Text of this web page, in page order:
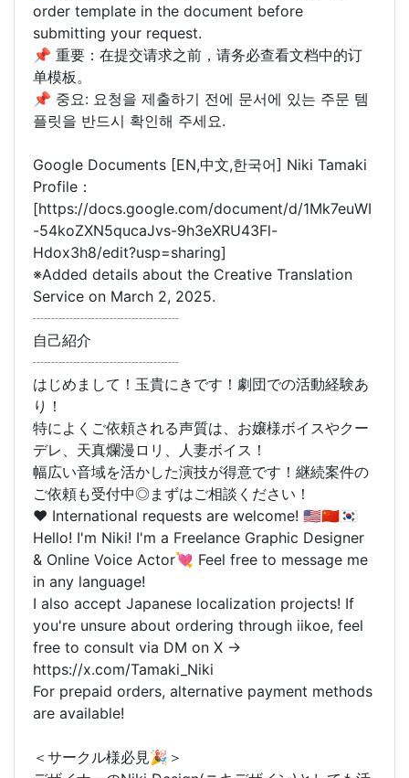
order template in the document before
submitting your request.
📌 重要：在提交请求之前，请务必查看文档中的订
单模板。
📌 중요: 요청을 제출하기 전에 문서에 있는 주문 템
플릿을 반드시 확인해 주세요.
Google Documents [EN,中文,한국어] Niki Tamaki
Profile：
[https://docs.google.com/document/d/1Mk7euWI
-54koZXN5qucaJvs-9h3eXRU43Fl-
Hdox3h8/edit?usp=sharing]
※Added details about the Creative Translation
Service on March 2, 2025.
┈┈┈┈┈┈┈┈┈┈
自己紹介
┈┈┈┈┈┈┈┈┈┈
はじめまして！玉貴にきです！劇団での活動経験あ
り！
特によくご依頼される声質は、お嬢様ボイスやクー
デレ、天真爛漫ロリ、人妻ボイス！
幅広い音域を活かした演技が得意です！継続案件の
ご依頼も受付中◎まずはご相談ください！
❤️ International requests are welcome! 🇺🇸🇨🇳🇰🇷
Hello! I'm Niki! I'm a Freelance Graphic Designer
& Online Voice Actor💘 Feel free to message me
in any language!
I also accept Japanese localization projects! If
you're unsure about ordering through iikoe, feel
free to consult via DM on X →
https://x.com/Tamaki_Niki
For prepaid orders, alternative payment methods
are available!
＜サークル様必見🎉＞